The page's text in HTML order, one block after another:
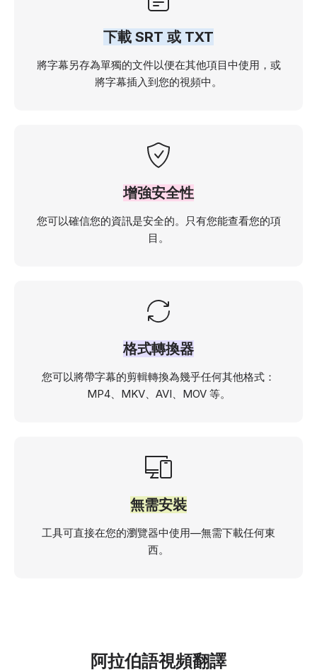
下載 SRT 或 TXT
將字幕另存為單獨的文件以便在其他項目中使用，或
將字幕插入到您的視頻中。
增強安全性
您可以確信您的資訊是安全的。只有您能查看您的項
目。
格式轉換器
您可以將帶字幕的剪輯轉換為幾乎任何其他格式：
MP4、MKV、AVI、MOV 等。
無需安裝
工具可直接在您的瀏覽器中使用—無需下載任何東
西。
阿拉伯語視頻翻譯